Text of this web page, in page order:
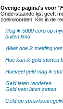
Overige pagina's voor
Onderstaande lijst geeft
zoekwoorden. Klik in de
Mag ik 5000 euro op
buiten land
Waar doe ik melding
Hoe kan ik geld storten
Hoeveel geld mag ik
Geld laten renderen
Geld vast laten zetten
Geld op